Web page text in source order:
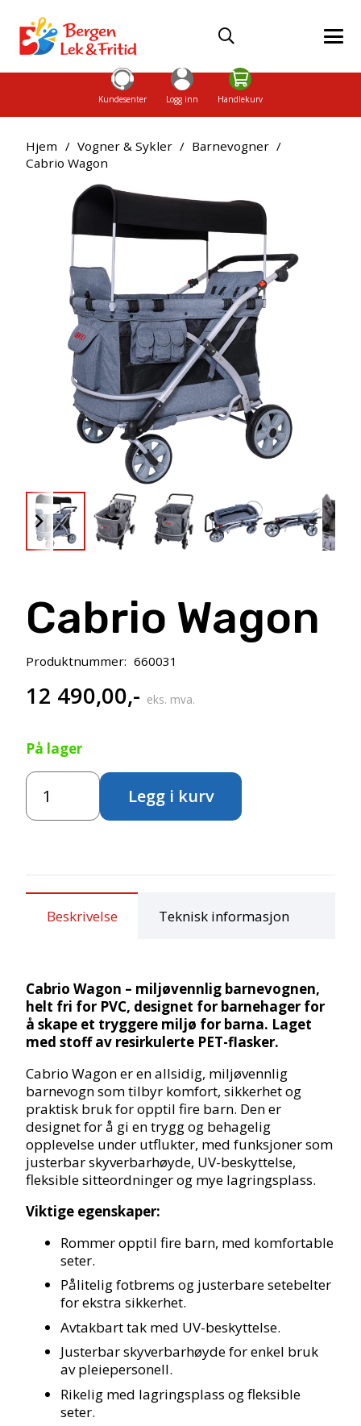
Kundesenter Logg inn Handlekurv
Hjem / Vogner & Sykler / Barnevogner /
Cabrio Wagon
Cabrio Wagon
Produktnummer: 660031
12 490,00,- eks. mva.
På lager
Cabrio
Wagon
antall
Legg i kurv
Beskrivelse Teknisk informasjon
Cabrio Wagon – miljøvennlig barnevognen,
helt fri for PVC, designet for barnehager for
å skape et tryggere miljø for barna. Laget
med stoff av resirkulerte PET-flasker.
Cabrio Wagon er en allsidig, miljøvennlig
barnevogn som tilbyr komfort, sikkerhet og
praktisk bruk for opptil fire barn. Den er
designet for å gi en trygg og behagelig
opplevelse under utflukter, med funksjoner som
justerbar skyverbarhøyde, UV-beskyttelse,
fleksible sitteordninger og mye lagringsplass.
Viktige egenskaper:
Rommer opptil fire barn, med komfortable
seter.
Pålitelig fotbrems og justerbare setebelter
for ekstra sikkerhet.
Avtakbart tak med UV-beskyttelse.
Justerbar skyverbarhøyde for enkel bruk
av pleiepersonell.
Rikelig med lagringsplass og fleksible
seter.